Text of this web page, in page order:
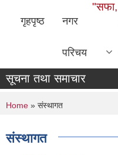
"सफा,
गृहपृष्ठ नगर
परिचय
सूचना तथा समाचार
You are here
Home » संस्थागत
संस्थागत